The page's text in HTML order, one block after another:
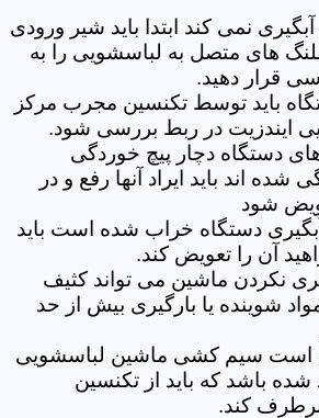
نمی کند ابتدا باید شیر ورودی
های متصل به لباسشویی را به
قرار دهید.
باید توسط تکنسین مجرب مرکز
ایندزیت در ربط بررسی شود.
دستگاه دچار پیچ خوردگی
شده اند باید ایراد آنها رفع و در
شود
دستگاه خراب شده است باید
آن را تعویض کند.
نکردن ماشین می تواند کثیف
شوینده یا بارگیری بیش از حد
است سیم کشی ماشین لباسشویی
شده باشد که باید از تکنسین
برطرف کند.